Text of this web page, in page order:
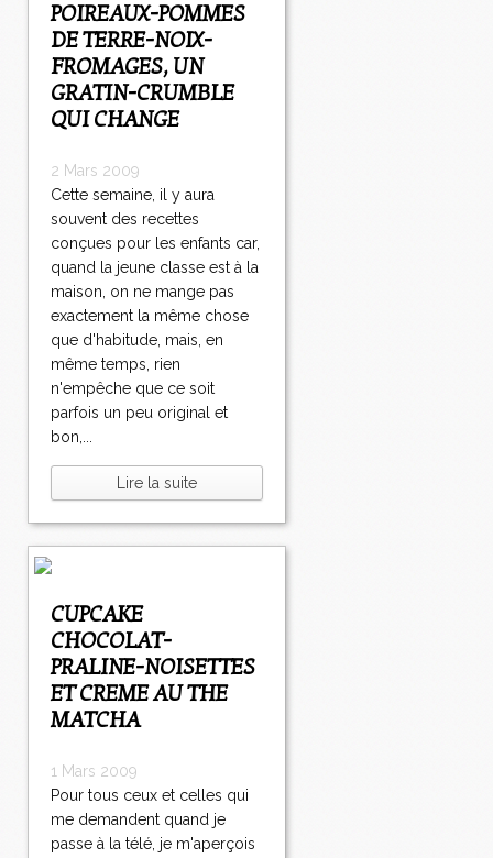
POIREAUX-POMMES
DE TERRE-NOIX-
FROMAGES, UN
GRATIN-CRUMBLE
QUI CHANGE
2 Mars 2009
Cette semaine, il y aura
souvent des recettes
conçues pour les enfants car,
quand la jeune classe est à la
maison, on ne mange pas
exactement la même chose
que d'habitude, mais, en
même temps, rien
n'empêche que ce soit
parfois un peu original et
bon,...
Lire la suite
CUPCAKE
CHOCOLAT-
PRALINE-NOISETTES
ET CREME AU THE
MATCHA
1 Mars 2009
Pour tous ceux et celles qui
me demandent quand je
passe à la télé, je m'aperçois